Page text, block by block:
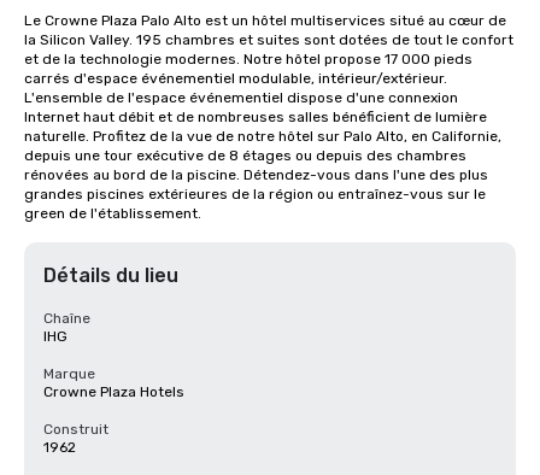
Le Crowne Plaza Palo Alto est un hôtel multiservices situé au cœur de
la Silicon Valley. 195 chambres et suites sont dotées de tout le confort
et de la technologie modernes. Notre hôtel propose 17 000 pieds
carrés d'espace événementiel modulable, intérieur/extérieur.
L'ensemble de l'espace événementiel dispose d'une connexion
Internet haut débit et de nombreuses salles bénéficient de lumière
naturelle. Profitez de la vue de notre hôtel sur Palo Alto, en Californie,
depuis une tour exécutive de 8 étages ou depuis des chambres
rénovées au bord de la piscine. Détendez-vous dans l'une des plus
grandes piscines extérieures de la région ou entraînez-vous sur le
green de l'établissement.
Détails du lieu
Chaîne
IHG
Marque
Crowne Plaza Hotels
Construit
1962